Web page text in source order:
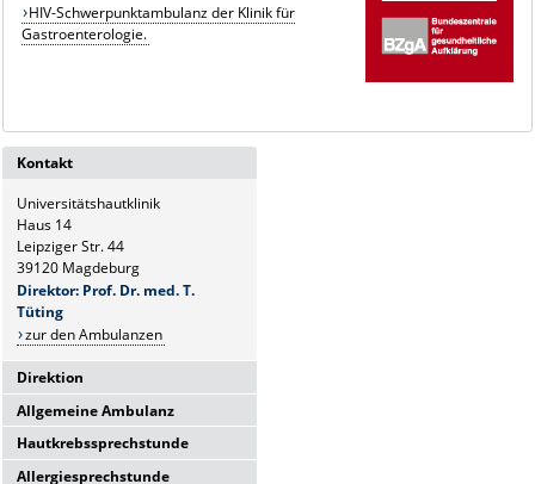
HIV-Schwerpunktambulanz der Klinik für
Gastroenterologie.
Kontakt
Universitätshautklinik
Haus 14
Leipziger Str. 44
39120 Magdeburg
Direktor: Prof. Dr. med. T.
Tüting
zur den Ambulanzen
Allgemeine Ambulanz
Sie erreichen uns telefonisch Mo-
Fr.:
Hautkrebssprechstunde
Allergiesprechstunde
Direktion
Universitätshautklinik
Haus 14
Leipziger Str. 44